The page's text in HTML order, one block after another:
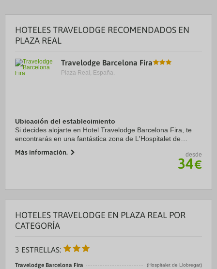
HOTELES TRAVELODGE RECOMENDADOS EN
PLAZA REAL
Travelodge Barcelona Fira
Plaza Real, España.
Ubicación del establecimiento
Si decides alojarte en Hotel Travelodge Barcelona Fira, te
encontrarás en una fantástica zona de L'Hospitalet de
Fira Barcelona y a otros 8 min ...
Más información. desde
34€
HOTELES TRAVELODGE EN PLAZA REAL POR
CATEGORÍA
3 ESTRELLAS:
Travelodge Barcelona Fira (Hospitalet de Llobregat)